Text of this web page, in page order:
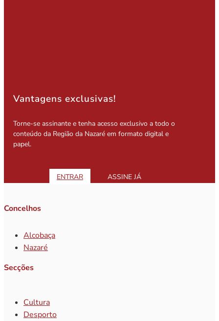
Vantagens exclusivas!
Torne-se assinante e tenha acesso exclusivo a todo o
conteúdo da Região da Nazaré em formato digital e
papel.
ENTRAR ASSINE JÁ
Concelhos
Alcobaça
Nazaré
Secções
Cultura
Desporto